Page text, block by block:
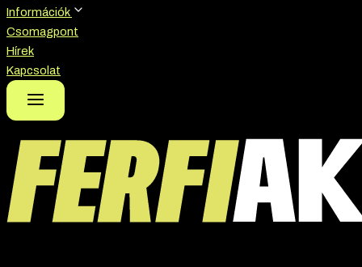
Információk
Csomagpont
Hírek
Kapcsolat